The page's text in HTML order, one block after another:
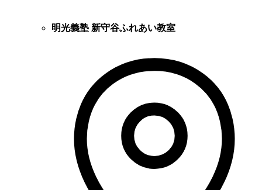
明光義塾 新守谷ふれあい教室